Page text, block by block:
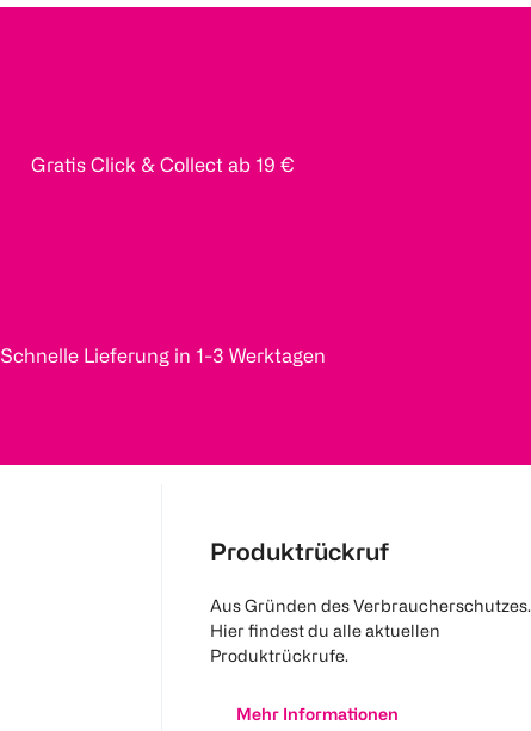
Gratis Click & Collect ab 19 €
Schnelle Lieferung in 1-3 Werktagen
Produktrückruf
Aus Gründen des Verbraucherschutzes.
Hier findest du alle aktuellen
Produktrückrufe.
Mehr Informationen